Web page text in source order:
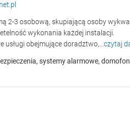
2-3 osobową, skupiającą osoby
wykonania każdej instalacji.
usługi obejmujące doradztwo, ...czytaj
systemy alarmowe,